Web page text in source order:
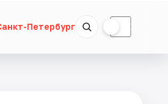
Петербург ☾